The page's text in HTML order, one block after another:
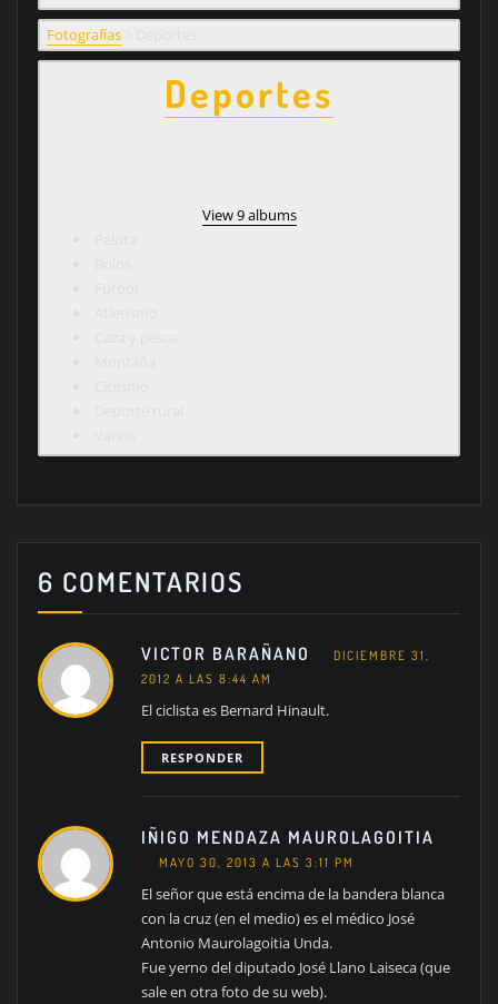
Fotografías>
Deportes
View 9 albums
6 COMENTARIOS
VICTOR BARAÑANO
DICIEMBRE 31,
2012 A LAS 8:44 AM
El ciclista es Bernard Hinault.
RESPONDER
IÑIGO MENDAZA MAUROLAGOITIA
MAYO 30, 2013 A LAS 3:11 PM
El señor que está encima de la bandera blanca
con la cruz (en el medio) es el médico José
Antonio Maurolagoitia Unda.
Fue yerno del diputado José Llano Laiseca (que
sale en otra foto de su web).